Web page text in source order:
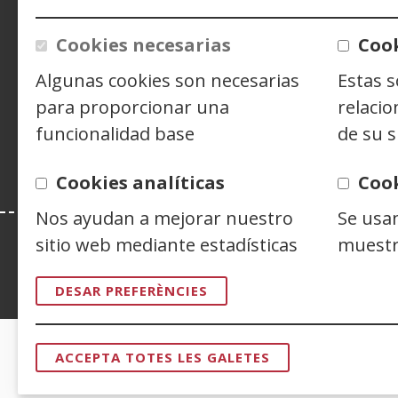
Cookies necesarias
Algunas cookies son necesarias
para proporcionar una
funcionalidad base
Estas
de su
Cookies analíticas
Nos ayudan a mejorar nuestro
sitio web mediante estadísticas
Se
DESAR PREFERÈNCIES
ACCEPTA TOTES LES GALETES
CONTACTO
Siguenos en: Twitter
(Obre
nova)
(Obre
en
una
nova)
Esta web se ajusta a lo establecido en
CERTIFICADOS DE CALIDAD